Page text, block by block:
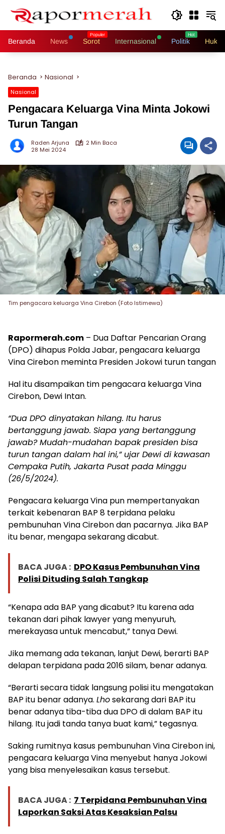
Beranda News Sorot Internasional Politik
Beranda Nasional
Nasional
Pengacara Keluarga Vina Minta Jokowi
Turun Tangan
Raden Arjuna
2 Min Baca
28 Mei 2024
Tim pengacara keluarga Vina Cirebon (Foto Istimewa)
Rapormerah.com – Dua Daftar Pencarian Orang
(DPO) dihapus Polda Jabar, pengacara keluarga
Vina Cirebon meminta Presiden Jokowi turun tangan
Hal itu disampaikan tim pengacara keluarga Vina
Cirebon, Dewi Intan.
“Dua DPO dinyatakan hilang. Itu harus
bertanggung jawab. Siapa yang bertanggung
jawab? Mudah-mudahan bapak presiden bisa
turun tangan dalam hal ini,” ujar Dewi di kawasan
Cempaka Putih, Jakarta Pusat pada Minggu
(26/5/2024).
Pengacara keluarga Vina pun mempertanyakan
terkait kebenaran BAP 8 terpidana pelaku
pembunuhan Vina Cirebon dan pacarnya. Jika BAP
itu benar, mengapa sekarang dicabut.
BACA JUGA : DPO Kasus Pembunuhan Vina
Polisi Dituding Salah Tangkap
“Kenapa ada BAP yang dicabut? Itu karena ada
tekanan dari pihak lawyer yang menyuruh,
merekayasa untuk mencabut,” tanya Dewi.
Jika memang ada tekanan, lanjut Dewi, berarti BAP
delapan terpidana pada 2016 silam, benar adanya.
“Berarti secara tidak langsung polisi itu mengatakan
BAP itu benar adanya. Lhosekarang dari BAP itu
benar adanya tiba-tiba dua DPO di dalam BAP itu
hilang. Itu jadi tanda tanya buat kami,” tegasnya.
Saking rumitnya kasus pembunuhan Vina Cirebon ini,
pengacara keluarga Vina menyebut hanya Jokowi
yang bisa menyelesaikan kasus tersebut.
BACA JUGA : 7 Terpidana Pembunuhan Vina
Laporkan Saksi Atas Kesaksian Palsu